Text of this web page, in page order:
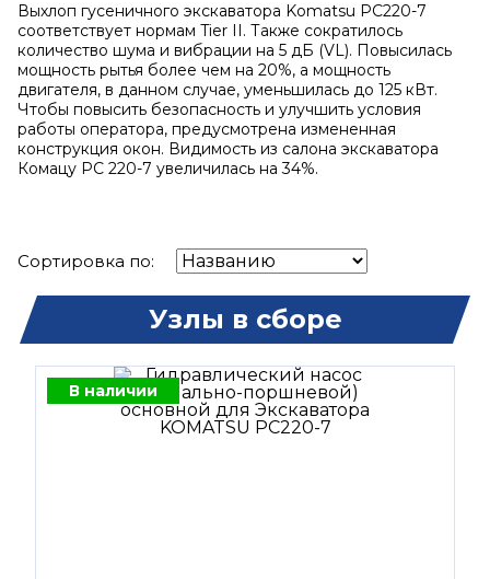
Выхлоп гусеничного экскаватора Komatsu PC220-7
соответствует нормам Tier II. Также сократилось
количество шума и вибрации на 5 дБ (VL). Повысилась
мощность рытья более чем на 20%, а мощность
двигателя, в данном случае, уменьшилась до 125 кВт.
Чтобы повысить безопасность и улучшить условия
работы оператора, предусмотрена измененная
конструкция окон. Видимость из салона экскаватора
Комацу PC 220-7 увеличилась на 34%.
Сортировка по:
Узлы в сборе
В наличии